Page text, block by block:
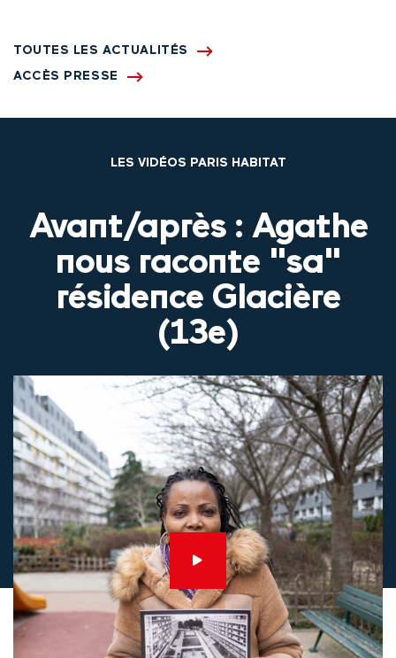
TOUTES LES ACTUALITÉS
ACCÈS PRESSE
LES VIDÉOS PARIS HABITAT
Avant/après : Agathe
nous raconte "sa"
résidence Glacière
(13e)